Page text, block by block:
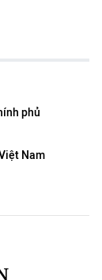
phủ
Nam